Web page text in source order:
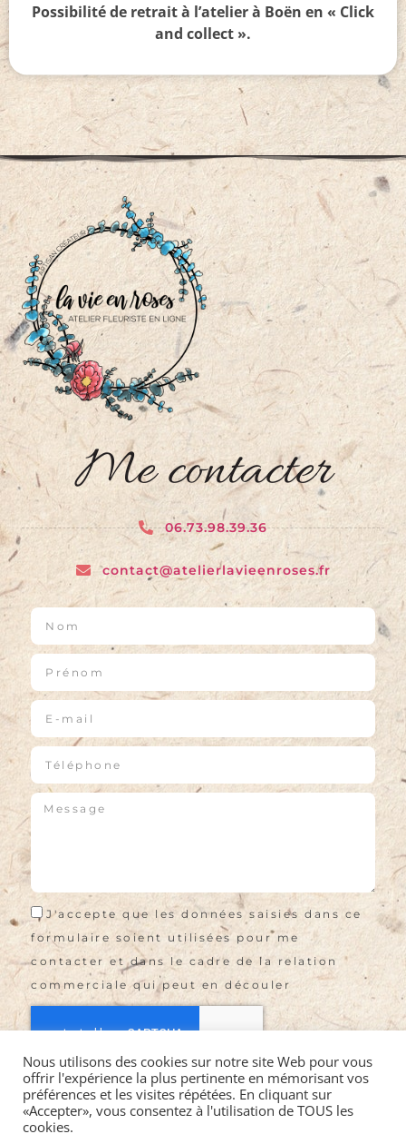
Possibilité de retrait à l’atelier à Boën en « Click
and collect ».
Me contacter
06.73.98.39.36
contact@atelierlavieenroses.fr
J'accepte que les données saisies dans ce
formulaire soient utilisées pour me
contacter et dans le cadre de la relation
commerciale qui peut en découler
Envoyer
Nous utilisons des cookies sur notre site Web pour vous
offrir l'expérience la plus pertinente en mémorisant vos
préférences et les visites répétées. En cliquant sur
«Accepter», vous consentez à l'utilisation de TOUS les
cookies.